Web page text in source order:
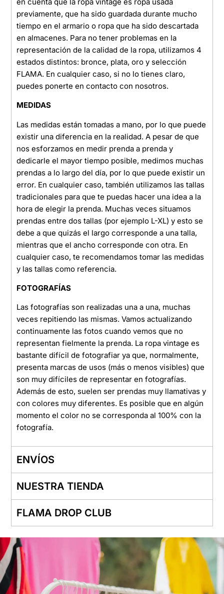
previamente, que ha sido guardada durante mucho
tiempo en el armario o ropa que ha sido descartada
en almacenes. Para no tener problemas en la
representación de la calidad de la ropa, utilizamos 4
estados distintos: bronce, plata, oro y selección
FLAMA. En cualquier caso, si no lo tienes claro,
puedes ponerte en contacto con nosotros.
MEDIDAS
Las medidas están tomadas a mano, por lo que puede
existir una diferencia en la realidad. A pesar de que
nos esforzamos en medir prenda a prenda y
dedicarle el mayor tiempo posible, medimos muchas
prendas a lo largo del día, por lo que puede existir un
error. En cualquier caso, también utilizamos las tallas
tradicionales para que te puedas hacer una idea a la
hora de elegir la prenda. Muchas veces situamos
prendas entre dos tallas (por ejemplo L-XL) y esto se
debe a que quizás el largo corresponde a una talla,
mientras que el ancho corresponde con otra. En
cualquier caso, te recomendamos tomar las medidas
y las tallas como referencia.
FOTOGRAFÍAS
Las fotografías son realizadas una a una, muchas
veces repitiendo las mismas. Vamos actualizando
continuamente las fotos cuando vemos que no
representan fielmente la prenda. La ropa vintage es
bastante difícil de fotografiar ya que, normalmente,
presenta marcas de usos (más o menos visibles) que
son muy difíciles de representar en fotografías.
Además de esto, suelen ser prendas muy llamativas y
con colores muy diferentes. Es posible que en algún
momento el color no se corresponda al 100% con la
fotografía.
ENVÍOS
NUESTRA TIENDA
FLAMA DROP CLUB